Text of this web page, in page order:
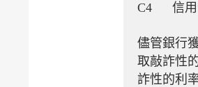
C4 信
儘管銀行
取敲詐性
詐性的利